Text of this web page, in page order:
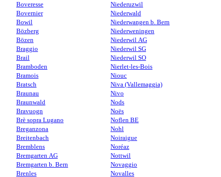
Boveresse
Bovernier
Bowil
Bözberg
Bözen
Braggio
Brail
Bramboden
Bramois
Bratsch
Braunau
Braunwald
Bravuogn
Brè sopra Lugano
Breganzona
Breitenbach
Bremblens
Bremgarten AG
Bremgarten b. Bern
Brenles
Niederuzwil
Niederwald
Niederwangen b. Bern
Niederweningen
Niederwil AG
Niederwil SG
Niederwil SO
Nierlet-les-Bois
Niouc
Niva (Vallemaggia)
Nivo
Nods
Noës
Noflen BE
Nohl
Noiraigue
Noréaz
Nottwil
Novaggio
Novalles